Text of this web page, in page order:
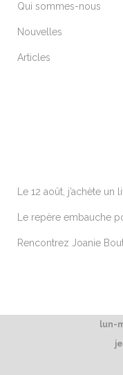
Qui sommes-nous
Nouvelles
Articles
Le 12 août, j’achète
Le repère embauche
Rencontrez Joanie
lun-